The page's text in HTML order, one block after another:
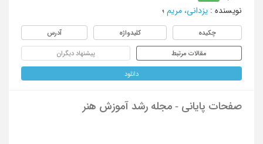
نویسنده : یزدانی، مریم ؛
چکیده کلیدواژه آدرس
مقالات مرتبط پیشنهاد دیگران
دانلود
صفحات پایانی - مجله رشد آموزش هنر